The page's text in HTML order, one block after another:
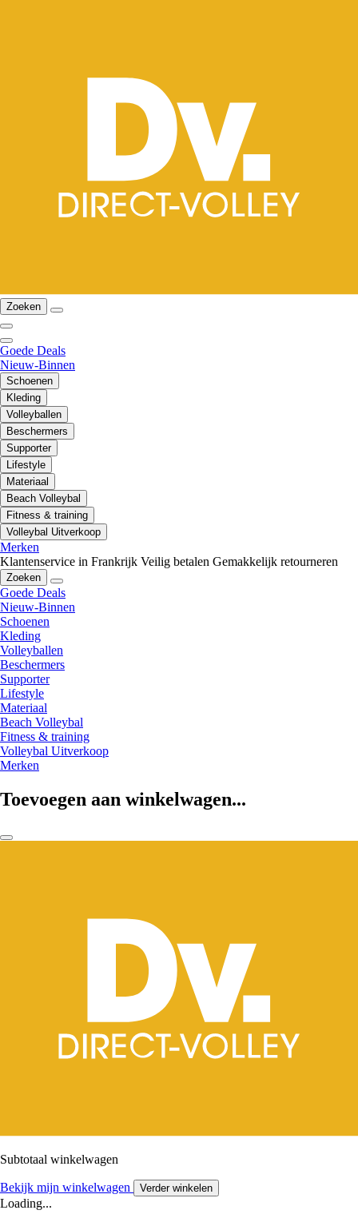
Zoeken
Goede Deals
Nieuw-Binnen
Schoenen
Kleding
Volleyballen
Beschermers
Supporter
Lifestyle
Materiaal
Beach Volleybal
Fitness & training
Volleybal Uitverkoop
Merken
Klantenservice in Frankrijk Veilig betalen Gemakkelijk retourneren
Zoeken
Goede Deals
Nieuw-Binnen
Schoenen
Kleding
Volleyballen
Beschermers
Supporter
Lifestyle
Materiaal
Beach Volleybal
Fitness & training
Volleybal Uitverkoop
Merken
Toevoegen aan winkelwagen...
Subtotaal winkelwagen
Bekijk mijn winkelwagen Verder winkelen
Loading...